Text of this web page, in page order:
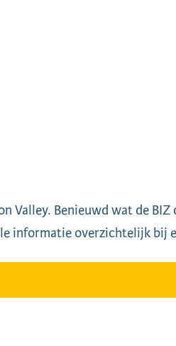
Valley. Benieuwd wat de BIZ
informatie overzichtelijk bij